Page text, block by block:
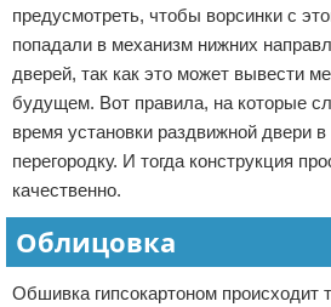
предусмотреть, чтобы ворсинки с
попадали в механизм нижних
дверей, так как это может вывести
будущем. Вот правила, на которые
время установки раздвижной двери в
перегородку. И тогда конструкция
качественно.
Облицовка
Обшивка гипсокартоном происходит